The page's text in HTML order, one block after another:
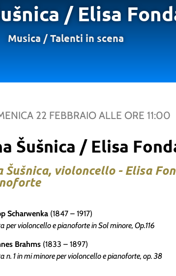
/ Elisa
Musica /Talenti in scena
22 FEBBRAIO ALLE ORE 11:00
Šušnica / Elisa
Šušnica, violoncello - Elisa
Scharwenka (1847 – 1917)
per violoncello e pianoforte in Sol minore, Op.116
Brahms (1833 – 1897)
n. 1 in mi minore per violoncello e pianoforte, op. 38